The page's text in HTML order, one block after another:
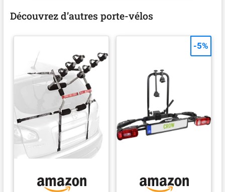
Découvrez d’autres porte-vélos
-5%